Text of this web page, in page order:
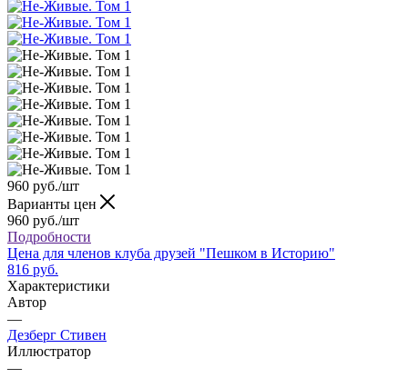
960 руб./шт
Варианты цен
960 руб./шт
Подробности
Цена для членов клуба друзей "Пешком в Историю"
816 руб.
Характеристики
Автор
—
Дезберг Стивен
Иллюстратор
—